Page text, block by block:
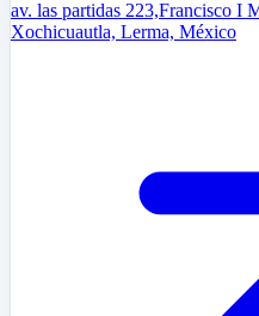
av. las partidas 223,Francisco I
Xochicuautla, Lerma, México